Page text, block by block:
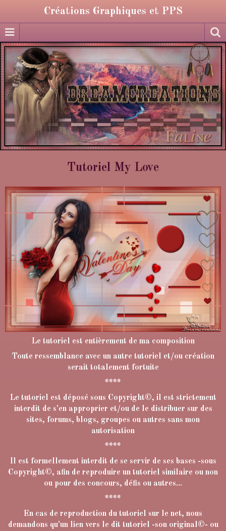
Créations Graphiques et PPS
Tutoriel My Love
Le tutoriel est entièrement de ma composition
Toute ressemblance avec un autre tutoriel et/ou création
serait totalement fortuite
****
Le tutoriel est déposé sous Copyright©, il est strictement
interdit de s'en approprier et/ou de le distribuer sur des
sites, forums, blogs, groupes ou autres sans mon
autorisation
****
Il est formellement interdit de se servir de ses bases -sous
Copyright©, afin de reproduire un tutoriel similaire ou non
ou pour des concours, défis ou autres...
****
En cas de reproduction du tutoriel sur le net, nous
demandons qu'un lien vers le dit tutoriel -son original©- ou